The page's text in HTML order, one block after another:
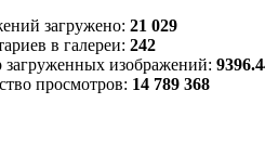
загружено: 21 029
в галереи: 242
изображений:
просмотров: 14 789 368